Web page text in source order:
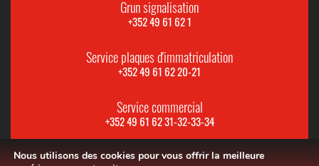
Grun signalisation
+352 49 61 62 1
Service plaques d'immatriculation
+352 49 61 62 20-21
Service commercial
+352 49 61 62 31-32-33-34
Nous utilisons des cookies pour vous offrir la meilleure